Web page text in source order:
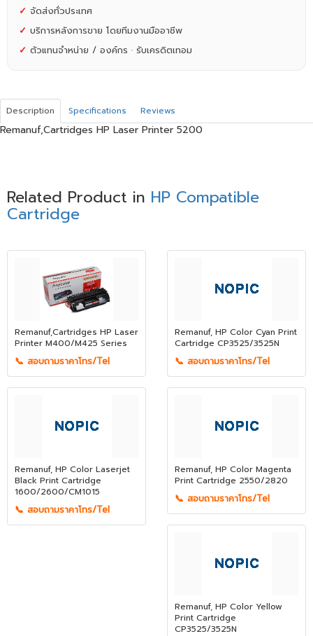
✓ จัดส่งทั่วประเทศ
✓ บริการหลังการขาย โดยทีมงานมืออาชีพ
✓ ตัวแทนจำหน่าย / องค์กร · รับเครดิตเทอม
Description Specifications Reviews
Remanuf,Cartridges HP Laser Printer 5200
Related Product in HP Compatible
Cartridge
Remanuf,Cartridges HP Laser
Printer M400/M425 Series
📞 สอบถามราคาโทร/Tel
Remanuf, HP Color Cyan Print
Cartridge CP3525/3525N
📞 สอบถามราคาโทร/Tel
Remanuf, HP Color Laserjet
Black Print Cartridge
1600/2600/CM1015
📞 สอบถามราคาโทร/Tel
Remanuf, HP Color Magenta
Print Cartridge 2550/2820
📞 สอบถามราคาโทร/Tel
Remanuf, HP Color Yellow
Print Cartridge
CP3525/3525N